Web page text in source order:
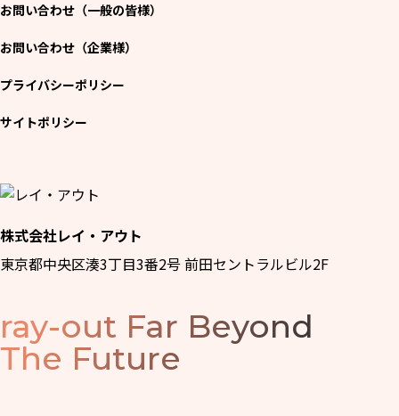
株式会社レイ・アウト
東京都中央区湊3丁目3番2号 前田セントラルビル2F
お問い合わせ（一般の皆様）
お問い合わせ（企業様）
プライバシーポリシー
サイトポリシー
ray-out Far Beyond
The Future